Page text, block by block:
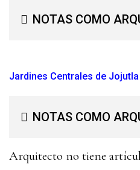
NOTAS COMO
Jardines Centrales de Jojutla
NOTAS COMO
Arquitecto no tiene